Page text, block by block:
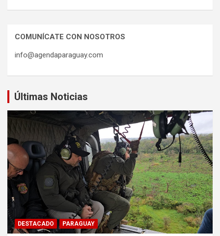
COMUNÍCATE CON NOSOTROS
info@agendaparaguay.com
Últimas Noticias
DESTACADO PARAGUAY